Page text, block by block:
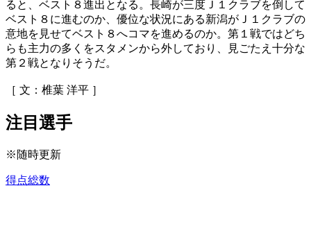
ると、ベスト８進出となる。長崎が三度Ｊ１クラブを倒して
ベスト８に進むのか、優位な状況にある新潟がＪ１クラブの
意地を見せてベスト８へコマを進めるのか。第１戦ではどち
らも主力の多くをスタメンから外しており、見ごたえ十分な
第２戦となりそうだ。
［ 文：椎葉 洋平 ］
注目選手
※随時更新
得点総数